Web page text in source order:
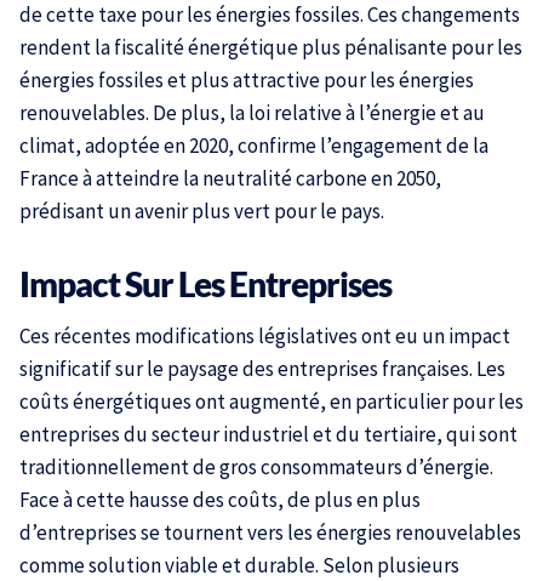
de cette taxe pour les énergies fossiles. Ces changements
rendent la fiscalité énergétique plus pénalisante pour les
énergies fossiles et plus attractive pour les énergies
renouvelables. De plus, la loi relative à l’énergie et au
climat, adoptée en 2020, confirme l’engagement de la
France à atteindre la neutralité carbone en 2050,
prédisant un avenir plus vert pour le pays.
Impact Sur Les Entreprises
Ces récentes modifications législatives ont eu un impact
significatif sur le paysage des entreprises françaises. Les
coûts énergétiques ont augmenté, en particulier pour les
entreprises du secteur industriel et du tertiaire, qui sont
traditionnellement de gros consommateurs d’énergie.
Face à cette hausse des coûts, de plus en plus
d’entreprises se tournent vers les énergies renouvelables
comme solution viable et durable. Selon plusieurs